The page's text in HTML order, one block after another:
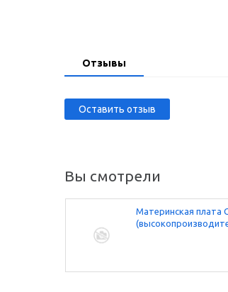
Отзывы
Оставить отзыв
Вы смотрели
Материнская плата